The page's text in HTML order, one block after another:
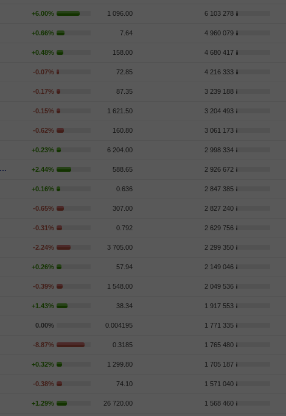
+6.00% 1 096.00 6 103 278
+0.66% 7.64 4 960 079
+0.48% 158.00 4 680 417
-0.07% 72.85 4 216 333
-0.17% 87.35 3 239 188
-0.15% 1 621.50 3 204 493
-0.62% 160.80 3 061 173
+0.23% 6 204.00 2 998 334
ГДР MD Medical Group Inv. PLC +2.44% 588.65 2 926 672
+0.16% 0.636 2 847 385
-0.65% 307.00 2 827 240
-0.31% 0.792 2 629 756
-2.24% 3 705.00 2 299 350
+0.26% 57.94 2 149 046
-0.39% 1 548.00 2 049 536
+1.43% 38.34 1 917 553
0.00% 0.004195 1 771 335
-8.87% 0.3185 1 765 480
+0.32% 1 299.80 1 705 187
-0.38% 74.10 1 571 040
+1.29% 26 720.00 1 568 460